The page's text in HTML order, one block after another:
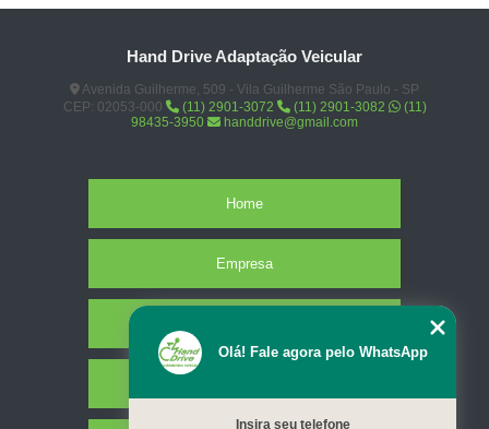
Hand Drive Adaptação Veicular
Avenida Guilherme, 509 - Vila Guilherme São Paulo - SP
CEP: 02053-000
(11) 2901-3072 (11) 2901-3082
(11)
98435-3950
handdrive@gmail.com
Home
Empresa
Olá! Fale agora pelo WhatsApp
Insira seu telefone